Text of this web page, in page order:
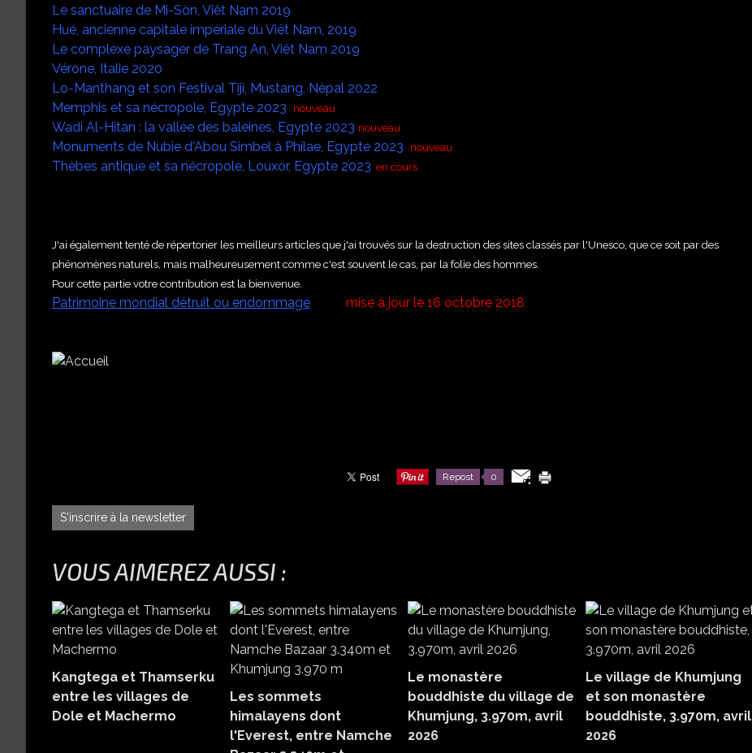
Le sanctuaire de Mi-Sön, Viêt Nam 2019
Hué, ancienne capitale impériale du Viêt Nam, 2019
Le complexe paysager de Trang An, Viêt Nam 2019
Vérone, Italie 2020
Lo-Manthang et son Festival Tiji, Mustang, Népal 2022
Memphis et sa nécropole, Egypte 2023
nouveau
Wadi Al-Hitan : la vallée des baleines, Egypte 2023 nouveau
Monuments de Nubie d'Abou Simbel à Philae, Egypte 2023 nouveau
Thèbes antique et sa nécropole, Louxor, Egypte 2023 en cours
J'ai également tenté de répertorier les meilleurs articles que j'ai trouvés sur la destruction des sites classés par l'Unesco, que ce soit par des
phénomènes naturels, mais malheureusement comme c'est souvent le cas, par la folie des hommes.
Pour cette partie votre contribution est la bienvenue.
Patrimoine mondial détruit ou endommagé mise à jour le 16 octobre 2018
Repost 0
S'inscrire à la newsletter
VOUS AIMEREZ AUSSI :
Kangtega et Thamserku
entre les villages de
Dole et Machermo
Les sommets
himalayens dont
l'Everest, entre Namche
Le monastère
bouddhiste du village de
Khumjung, 3.970m, avril
2026
Le village de Khumjung
et son monastère
bouddhiste, 3.970m, avril
2026